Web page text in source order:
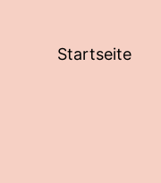
Startseite